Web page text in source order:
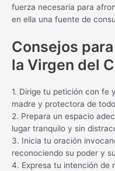
fuerza necesaria para
en ella una fuente de
Consejos
la Virgen del
1. Dirige tu petición con fe
madre y protectora de
2. Prepara un espacio
lugar tranquilo y sin
3. Inicia tu oración
reconociendo su poder y
4. Expresa tu intención de